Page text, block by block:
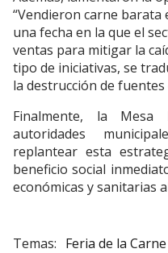
“Vendieron carne barata
una fecha en la que el
ventas para mitigar la
tipo de iniciativas, se
la destrucción de
Finalmente, la Mesa
autoridades
replantear esta
beneficio social
económicas y sanitarias
Feria de la Carne